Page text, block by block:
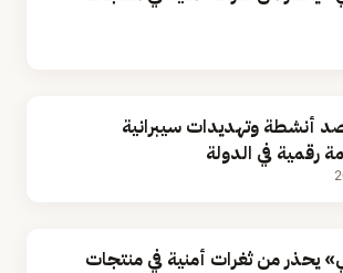
أنشطة وتهديدات سيبرانية
رقمية في الدولة
يحذر من ثغرات أمنية في منتجات